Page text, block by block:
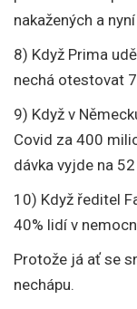
nakažených a
8) Když Prima
nechá otestovat
9) Když v
Covid za 400
dávka vyjde na
10) Když ředitel
40% lidí v
Protože já ať se
nechápu.